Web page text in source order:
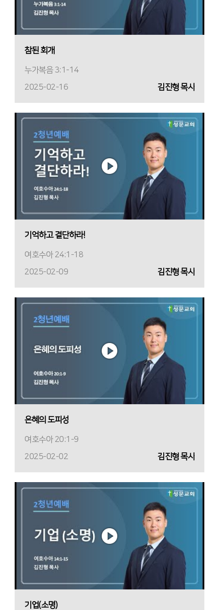
참된 회개
누가복음 3:1-14
2025-02-16
김진형 목사
기억하고 결단하라!
여호수아 24:1-18
2025-02-09
김진형 목사
은혜의 도피성
여호수아 20:1-9
2025-02-02
김진형 목사
기업(소명)